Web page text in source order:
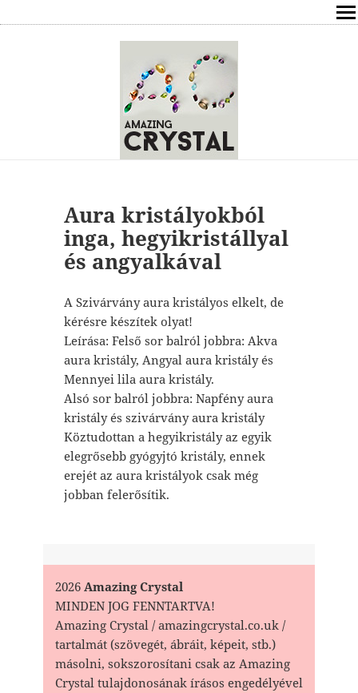
ÍRÁSOK
ÁSVÁNYOK HATÁSAI
ELÉRHETŐSÉG
ONLINE GYÓGYÍTÁS,TANÁCSADÁS
VÁSÁRLÁS / KOSÁR
Aura kristályokból
inga, hegyikristállyal
és angyalkával
A Szivárvány aura kristályos elkelt, de
kérésre készítek olyat!
Leírása: Felső sor balról jobbra: Akva
aura kristály, Angyal aura kristály és
Mennyei lila aura kristály.
Alsó sor balról jobbra: Napfény aura
kristály és szivárvány aura kristály
Köztudottan a hegyikristály az egyik
elegrősebb gyógyjtó kristály, ennek
erejét az aura kristályok csak még
jobban felerősítik.
2026Amazing Crystal
MINDEN JOG FENNTARTVA!
Amazing Crystal / amazingcrystal.co.uk /
tartalmát (szövegét, ábráit, képeit, stb.)
másolni, sokszorosítani csak az Amazing
Crystal tulajdonosának írásos engedélyével